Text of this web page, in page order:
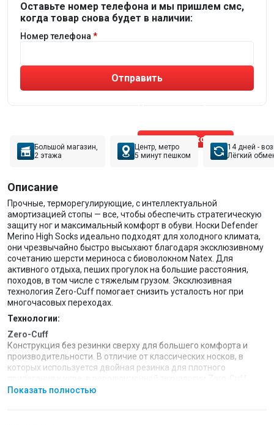
Оставьте номер телефона и мы пришлем смс,
когда товар снова будет в наличии:
Номер телефона
Отправить
Позвонить эксперту
Большой магазин,
2 этажа
Центр, метро
5 минут пешком
14 дней -
Лёгкий
Описание
Прочные, терморегулирующие, с интеллектуальной
амортизацией стопы — все, чтобы обеспечить стратегическую
защиту ног и максимальный комфорт в обуви. Носки Defender
Merino High Socks идеально подходят для холодного климата,
они чрезвычайно быстро высыхают благодаря эксклюзивному
сочетанию шерсти мериноса с биоволокном Natex. Для
активного отдыха, пеших прогулок на большие расстояния,
походов, в том числе с тяжелым грузом. Эксклюзивная
технология Zero-Cuff помогает снизить усталость ног при
многочасовых переходах.
Технологии:
Zero-Cuff
Конструкция без резинки сверху для большего комфорта и
производительности. В отличие от классических носков, в
которых используется двойная резинка для плотного
используется специальная конструкция, которая позволяет
Показать полностью